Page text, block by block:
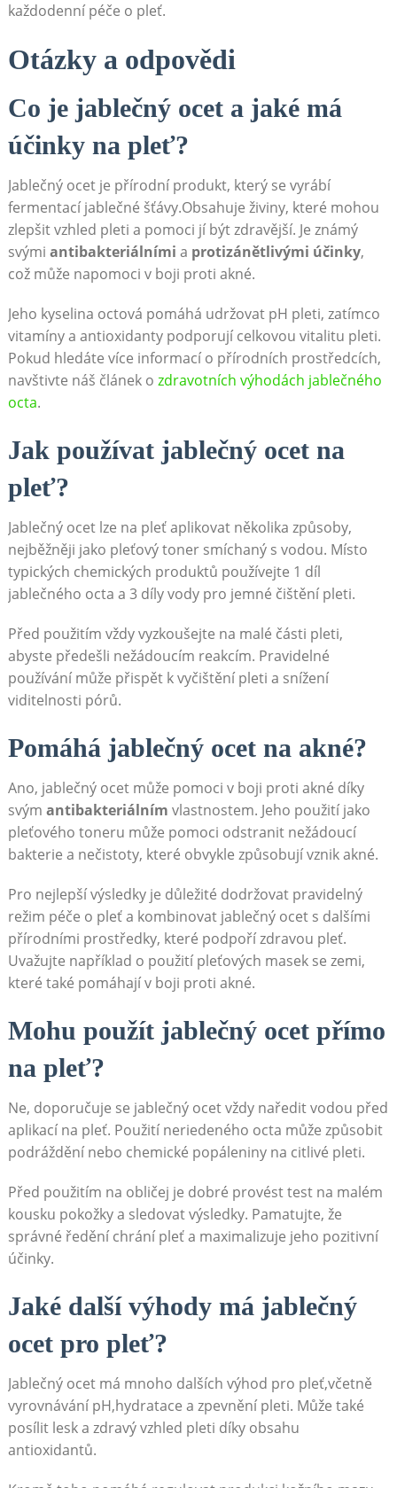
každodenní péče o pleť.
Otázky a odpovědi
Co je jablečný ocet a jaké má
účinky na pleť?
Jablečný ocet je přírodní produkt, který se vyrábí
fermentací jablečné šťávy.Obsahuje živiny, které mohou
zlepšit vzhled pleti a pomoci jí být zdravější. Je známý
svými antibakteriálními a protizánětlivými účinky,
což může napomoci v boji proti akné.
Jeho kyselina octová pomáhá udržovat pH pleti, zatímco
vitamíny a antioxidanty podporují celkovou vitalitu pleti.
Pokud hledáte více informací o přírodních prostředcích,
navštivte náš článek o zdravotních výhodách jablečného
octa.
Jak používat jablečný ocet na
pleť?
Jablečný ocet lze na pleť aplikovat několika způsoby,
nejběžněji jako pleťový toner smíchaný s vodou. Místo
typických chemických produktů používejte 1 díl
jablečného octa a 3 díly vody pro jemné čištění pleti.
Před použitím vždy vyzkoušejte na malé části pleti,
abyste předešli nežádoucím reakcím. Pravidelné
používání může přispět k vyčištění pleti a snížení
viditelnosti pórů.
Pomáhá jablečný ocet na akné?
Ano, jablečný ocet může pomoci v boji proti akné díky
svým antibakteriálním vlastnostem. Jeho použití jako
pleťového toneru může pomoci odstranit nežádoucí
bakterie a nečistoty, které obvykle způsobují vznik akné.
Pro nejlepší výsledky je důležité dodržovat pravidelný
režim péče o pleť a kombinovat jablečný ocet s dalšími
přírodními prostředky, které podpoří zdravou pleť.
Uvažujte například o použití pleťových masek se zemi,
které také pomáhají v boji proti akné.
Mohu použít jablečný ocet přímo
na pleť?
Ne, doporučuje se jablečný ocet vždy naředit vodou před
aplikací na pleť. Použití neriedeného octa může způsobit
podráždění nebo chemické popáleniny na citlivé pleti.
Před použitím na obličej je dobré provést test na malém
kousku pokožky a sledovat výsledky. Pamatujte, že
správné ředění chrání pleť a maximalizuje jeho pozitivní
účinky.
Jaké další výhody má jablečný
ocet pro pleť?
Jablečný ocet má mnoho dalších výhod pro pleť,včetně
vyrovnávání pH,hydratace a zpevnění pleti. Může také
posílit lesk a zdravý vzhled pleti díky obsahu
antioxidantů.